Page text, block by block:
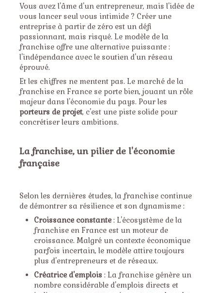
Vous avez l'âme d'un entrepreneur, mais l'idée de
vous lancer seul vous intimide ? Créer une
entreprise à partir de zéro est un défi
passionnant, mais risqué. Le modèle de la
franchise offre une alternative puissante :
l'indépendance avec le soutien d'un réseau
éprouvé.
Et les chiffres ne mentent pas. Le marché de la
franchise en France se porte bien, jouant un rôle
majeur dans l'économie du pays. Pour les
porteurs de projet, c'est une piste solide pour
concrétiser leurs ambitions.
La franchise, un pilier de l'économie
française
Selon les dernières études, la franchise continue
de démontrer sa résilience et son dynamisme :
Croissance constante : L'écosystème de la
franchise en France est un moteur de
croissance. Malgré un contexte économique
parfois incertain, le modèle attire toujours
plus d'entrepreneurs et de réseaux.
Créatrice d'emplois : La franchise génère un
nombre considérable d'emplois directs et